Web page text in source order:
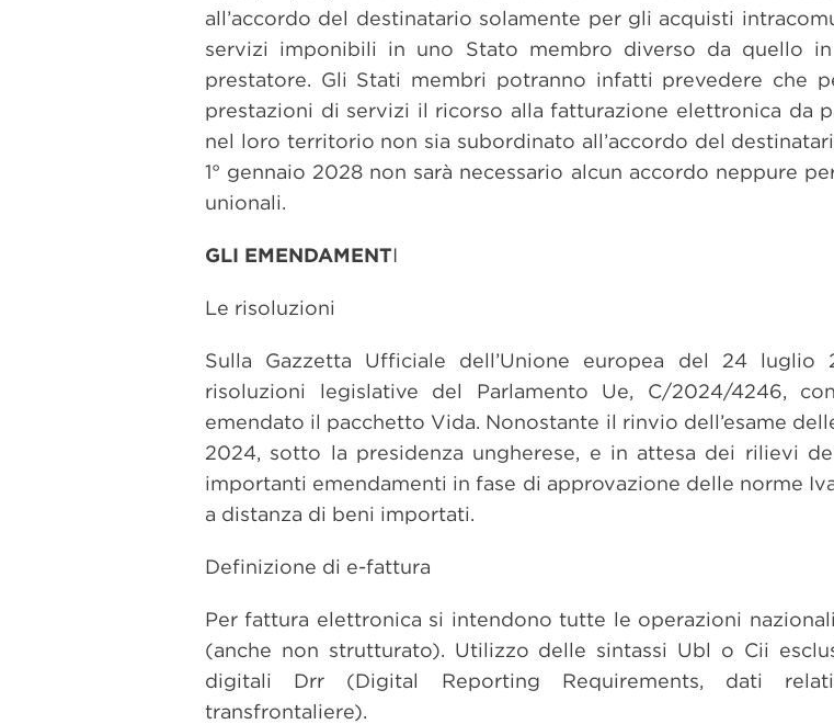
all’accordo del destinatario solamente per gli acquisti
servizi imponibili in uno Stato membro diverso da quello
prestatore. Gli Stati membri potranno infatti prevedere che
prestazioni di servizi il ricorso alla fatturazione elettronica da
nel loro territorio non sia subordinato all’accordo del
1° gennaio 2028 non sarà necessario alcun accordo neppure
unionali.
GLI EMENDAMENTI
Le risoluzioni
Sulla Gazzetta Ufficiale dell’Unione europea del 24
risoluzioni legislative del Parlamento Ue, C/2024/4246,
emendato il pacchetto Vida. Nonostante il rinvio dell’esame
2024, sotto la presidenza ungherese, e in attesa dei rilievi
importanti emendamenti in fase di approvazione delle norme
a distanza di beni importati.
Definizione di e-fattura
Per fattura elettronica si intendono tutte le operazioni
(anche non strutturato). Utilizzo delle sintassi Ubl o Cii
digitali Drr (Digital Reporting Requirements, dati
transfrontaliere).